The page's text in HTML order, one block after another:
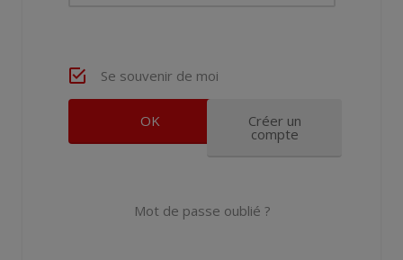
Se souvenir de moi
Créer un
compte
Mot de passe oublié ?